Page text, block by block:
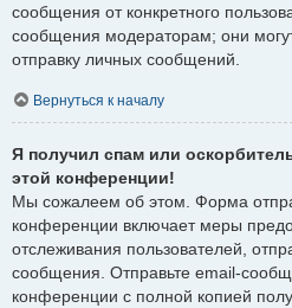
сообщения от конкретного
сообщения модераторам; они
отправку личных сообщений.
Вернуться к началу
Я получил спам или
этой конференции!
Мы сожалеем об этом. Форма
конференции включает меры
отслеживания пользователей,
сообщения. Отправьте email-
конференции с полной копией